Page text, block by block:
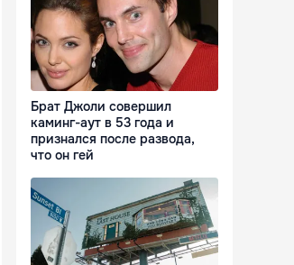
Брат Джоли совершил
каминг-аут в 53 года и
признался после развода,
что он гей